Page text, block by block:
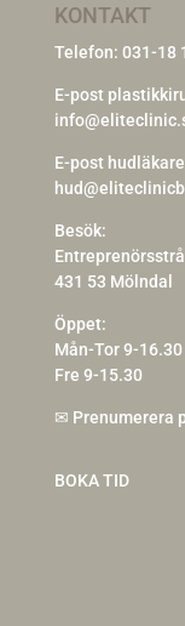
KONTAKT
Telefon: 031-18
E-post
E-post
Besök:
431 53 Mölndal
Öppet:
Mån-Tor 9-16.30
Fre 9-15.30
✉ Prenumerera
BOKA TID